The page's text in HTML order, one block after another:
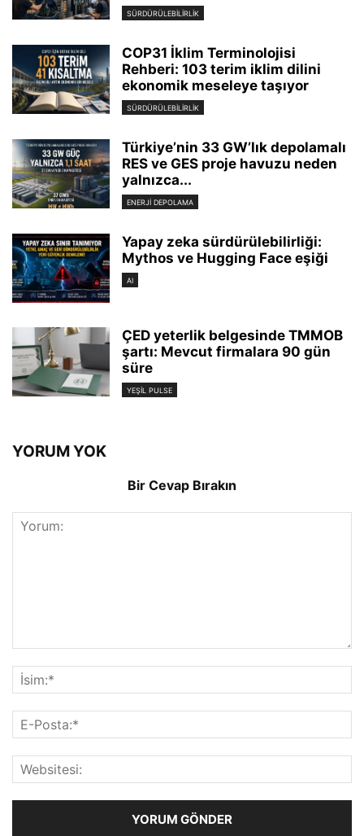
SÜRDÜRÜLEBILIRLIK
COP31 İklim Terminolojisi
Rehberi: 103 terim iklim dilini
ekonomik meseleye taşıyor
SÜRDÜRÜLEBILIRLIK
Türkiye’nin 33 GW’lık depolamalı
RES ve GES proje havuzu neden
yalnızca...
ENERJI DEPOLAMA
Yapay zeka sürdürülebilirliği:
Mythos ve Hugging Face eşiği
AI
ÇED yeterlik belgesinde TMMOB
şartı: Mevcut firmalara 90 gün
süre
YEŞIL PULSE
YORUM YOK
Bir Cevap Bırakın